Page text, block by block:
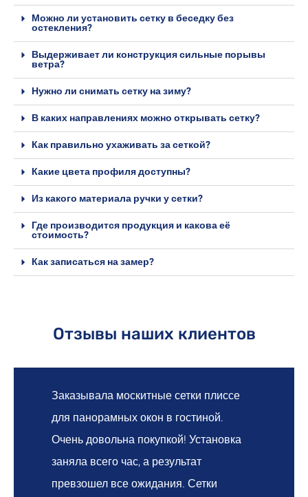
Можно ли установить сетку в беседку без
остекления?
Выдерживает ли конструкция сильные порывы
ветра?
Нужно ли снимать сетку на зиму?
В каких направлениях можно открывать сетку?
Как правильно ухаживать за сеткой?
Какие цвета профиля доступны?
Из какого материала ручки у сетки?
Где производится продукция и какова её
стоимость?
Как записаться на замер?
Отзывы наших клиентов
Заказывала москитные сетки плиссе
для панорамных окон в гостиной.
Очень довольна покупкой! Установка
заняла всего час, а результат
превзошел все ожидания. Сетки